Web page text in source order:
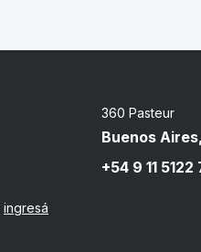
ingresá
360 Pasteur
Buenos
+54 9 11